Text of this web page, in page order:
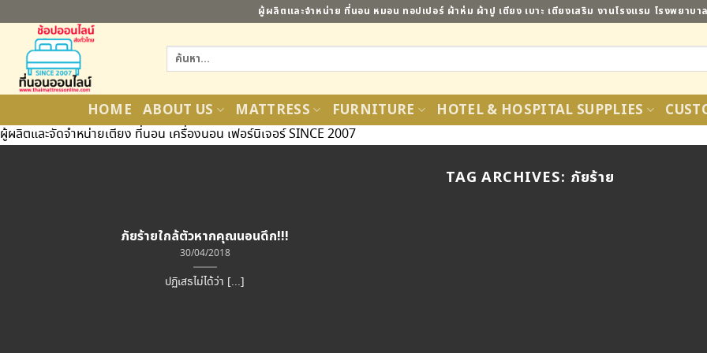
ไป
เนื้อหา
ผู้ผลิตและจำหน่าย ที่นอน หมอน ทอปเปอร์ ผ้าห่ม ผ้าปู เตียง เบาะ เตียงเสริม งานโรงแรม โรงพยาบา
ค้นหา:
HOME ABOUT US MATTRESS FURNITURE HOTEL & HOSPITAL SUPPLIES
ผู้ผลิตและจัดจำหน่ายเตียง ที่นอน เครื่องนอน เฟอร์นิเจอร์ SINCE 2007
TAG ARCHIVES: ภัยร้าย
ภัยร้ายใกล้ตัวหากคุณนอนดึก!!!
30/04/2018
ปฏิเสธไม่ได้ว่า [...]